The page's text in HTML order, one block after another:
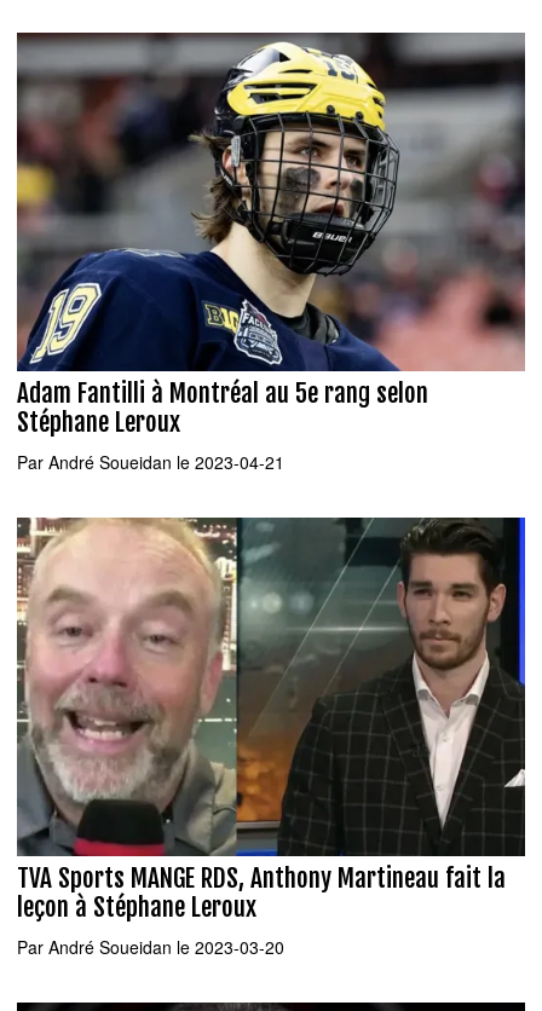
Adam Fantilli à Montréal au 5e rang selon
Stéphane Leroux
Par André Soueidan le 2023-04-21
TVA Sports MANGE RDS, Anthony Martineau fait la
leçon à Stéphane Leroux
Par André Soueidan le 2023-03-20